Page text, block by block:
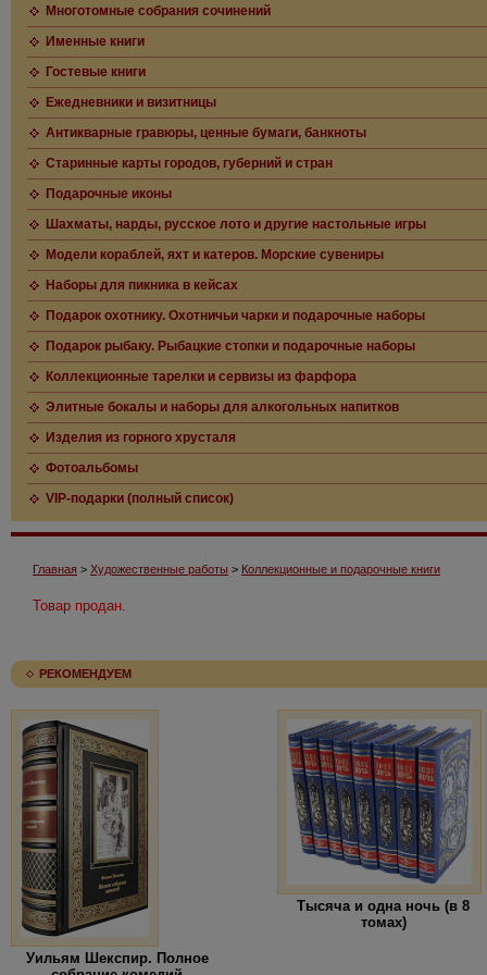
Многотомные собрания сочинений
Именные книги
Гостевые книги
Ежедневники и визитницы
Антикварные гравюры, ценные бумаги, банкноты
Старинные карты городов, губерний и стран
Подарочные иконы
Шахматы, нарды, русское лото и другие настольные игры
Модели кораблей, яхт и катеров. Морские сувениры
Наборы для пикника в кейсах
Подарок охотнику. Охотничьи чарки и подарочные наборы
Подарок рыбаку. Рыбацкие стопки и подарочные наборы
Коллекционные тарелки и сервизы из фарфора
Элитные бокалы и наборы для алкогольных напитков
Изделия из горного хрусталя
Фотоальбомы
VIP-подарки (полный список)
Главная > Художественные работы > Коллекционные и подарочные книги
Товар продан.
РЕКОМЕНДУЕМ
Уильям Шекспир. Полное
Тысяча и одна ночь (в 8
томах)